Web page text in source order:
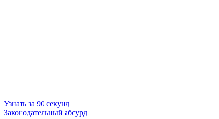
Узнать за 90 секунд
Законодательный абсурд